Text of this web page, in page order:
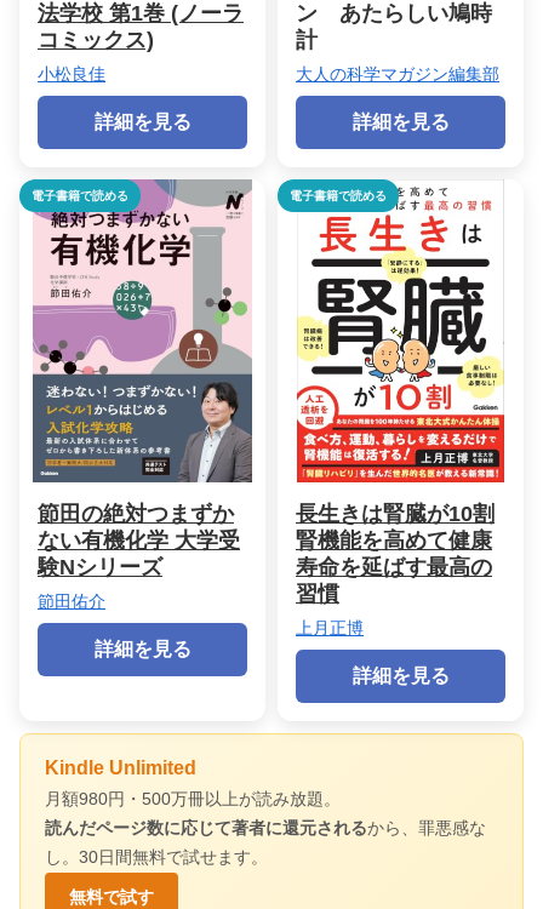
法学校 第1巻 (ノーラ
コミックス)
小松良佳
詳細を見る
ン あたらしい鳩時
計
大人の科学マガジン編集部
詳細を見る
電子書籍で読める
節田の絶対つまずか
ない有機化学 大学受
験Nシリーズ
節田佑介
詳細を見る
電子書籍で読める
長生きは腎臓が10割
腎機能を高めて健康
寿命を延ばす最高の
習慣
上月正博
詳細を見る
Kindle Unlimited
月額980円・500万冊以上が読み放題。
読んだページ数に応じて著者に還元されるから、罪悪感な
し。30日間無料で試せます。
無料で試す